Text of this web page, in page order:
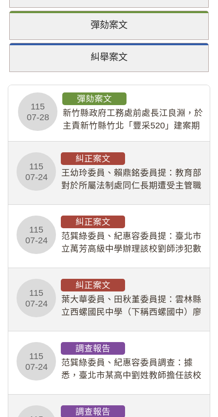
彈劾案文
糾舉案文
115
07-28
彈劾案文
新竹縣政府工務處前處長江良淵，於
主責新竹縣竹北「豐采520」建案期
幣1,483萬餘元，並長期收受建商餽
贈；復罔顧公共安全，圖利默許建商
於停工期間
115
07-24
糾正案文
王幼玲委員、賴鼎銘委員提：教育部
對於所屬法制處同仁長期遭受主管職
人員保障法」及「職業安全衛生法」
所定維護公務人員
115
07-24
糾正案文
范巽綠委員、紀惠容委員提：臺北市
立萬芳高級中學辦理該校劉師涉犯數
業把關與糾錯功能，不僅首份調查報
告漏未審酌師生不
115
07-24
糾正案文
葉大華委員、田秋堇委員提：雲林縣
立西螺國民中學（下稱西螺國中）廖
教羽球隊學生等行為，歷經該校校園
事件處理會議（下
115
07-24
調查報告
范巽綠委員、紀惠容委員調查：據
悉，臺北市某高中劉姓教師擔任該校
行拍攝特定樣態性影像並以手機傳送
調查報告